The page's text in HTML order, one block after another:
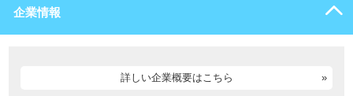
企業情報
詳しい企業概要はこちら